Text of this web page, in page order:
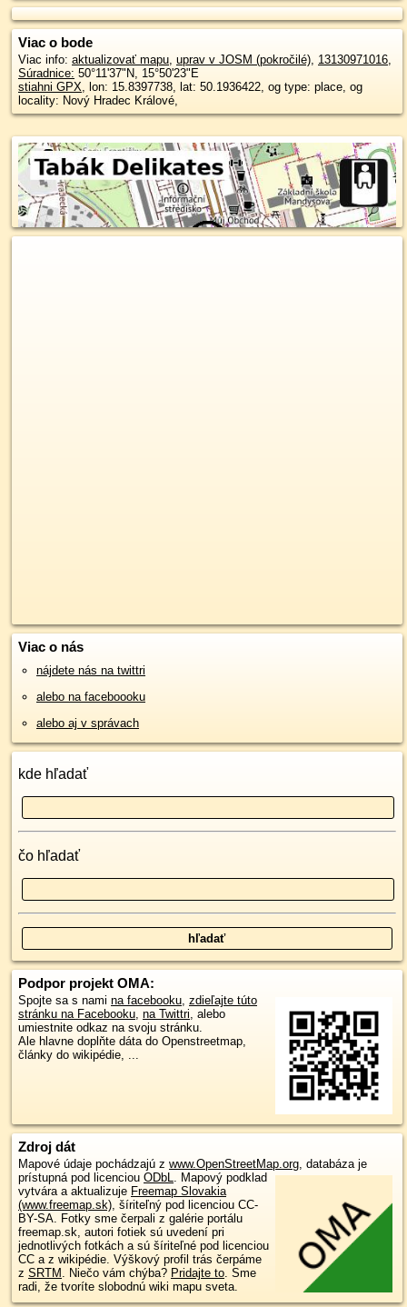
Viac o bode
Viac info: aktualizovať mapu, uprav v JOSM (pokročilé), 13130971016,
Súradnice: 50°11'37"N, 15°50'23"E
stiahni GPX, lon: 15.8397738, lat: 50.1936422, og type: place, og
locality: Nový Hradec Králové,
Viac o nás
nájdete nás na twittri
alebo na faceboooku
alebo aj v správach
kde hľadať
čo hľadať
Podpor projekt OMA:
Spojte sa s nami na facebooku, zdieľajte túto
stránku na Facebooku, na Twittri, alebo
umiestnite odkaz na svoju stránku.
Ale hlavne doplňte dáta do Openstreetmap,
články do wikipédie, ...
Zdroj dát
Mapové údaje pochádzajú z www.OpenStreetMap.org, databáza je
prístupná pod licenciou ODbL. Mapový podklad
vytvára a aktualizuje Freemap Slovakia
(www.freemap.sk), šíriteľný pod licenciou CC-
BY-SA. Fotky sme čerpali z galérie portálu
freemap.sk, autori fotiek sú uvedení pri
jednotlivých fotkách a sú šíriteľné pod licenciou
CC a z wikipédie. Výškový profil trás čerpáme
z SRTM . Niečo vám chýba? Pridajte to. Sme
radi, že tvoríte slobodnú wiki mapu sveta.